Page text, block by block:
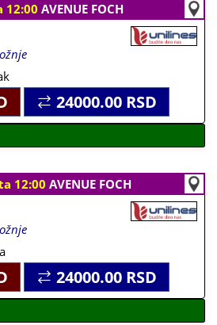
12:00 AVENUE FOCH
24000.00 RSD
12:00 AVENUE FOCH
24000.00 RSD